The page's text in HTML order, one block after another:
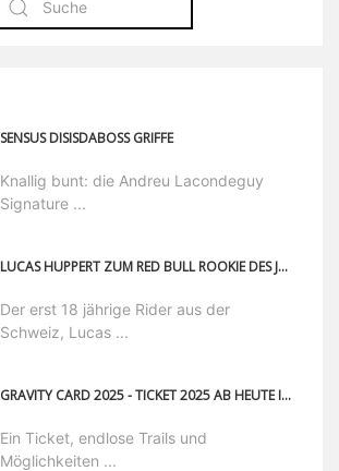
SENSUS DISISDABOSS GRIFFE
Knallig bunt: die Andreu Lacondeguy
Signature ...
LUCAS HUPPERT ZUM RED BULL ROOKIE DES JAHRES 2018 GEKRÖNT
Der erst 18 jährige Rider aus der
Schweiz, Lucas ...
GRAVITY CARD 2025 - TICKET 2025 AB HEUTE IM VORVERKAUF
Ein Ticket, endlose Trails und
Möglichkeiten ...